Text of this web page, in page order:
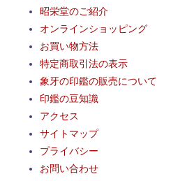
昭栄堂のご紹介
オンラインショッピング
お買い物方法
特定商取引法の表示
象牙の印鑑の販売について
印鑑の豆知識
アクセス
サイトマップ
プライバシー
お問い合わせ